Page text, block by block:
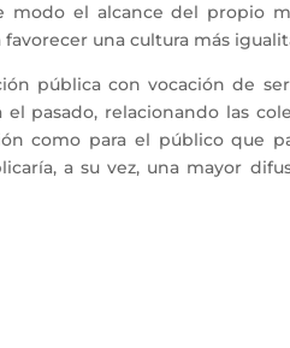
modo el alcance del propio
una cultura más
pública con vocación de
el pasado, relacionando las
como para el público que
a su vez, una mayor